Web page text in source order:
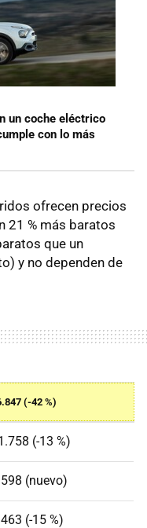
un coche eléctrico
con lo más
ofrecen precios
21 % más baratos
que un
y no dependen de
(-42 %)
(-13 %)
(nuevo)
(-15 %)